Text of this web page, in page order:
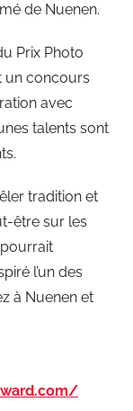
de Nuenen.
Prix Photo
un concours
avec
talents sont
tradition et
être sur les
l’un des
à Nuenen et